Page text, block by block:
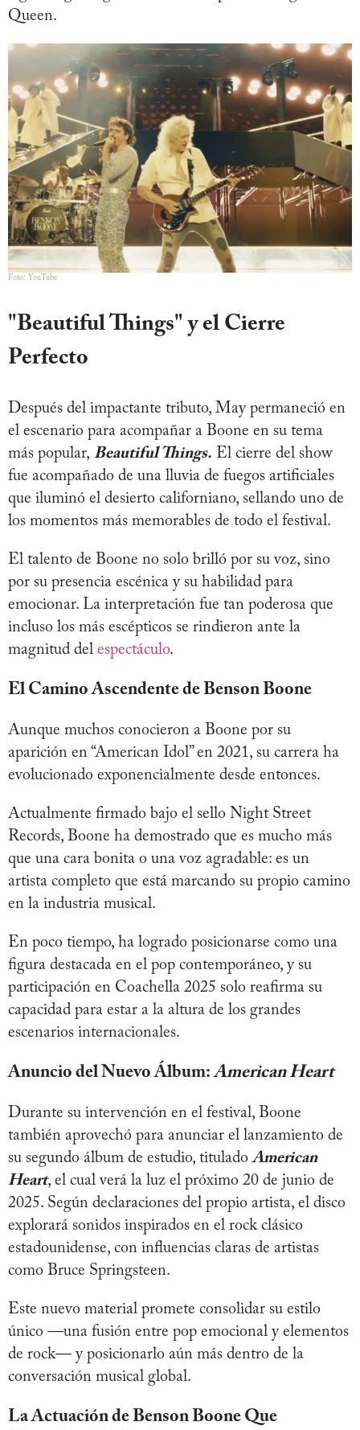
Queen.
Foto: YouTube
"Beautiful Things" y el Cierre
Perfecto
Después del impactante tributo, May permaneció en
el escenario para acompañar a Boone en su tema
más popular, Beautiful Things. El cierre del show
fue acompañado de una lluvia de fuegos artificiales
que iluminó el desierto californiano, sellando uno de
los momentos más memorables de todo el festival.
El talento de Boone no solo brilló por su voz, sino
por su presencia escénica y su habilidad para
emocionar. La interpretación fue tan poderosa que
incluso los más escépticos se rindieron ante la
magnitud del espectáculo.
El Camino Ascendente de Benson Boone
Aunque muchos conocieron a Boone por su
aparición en “American Idol” en 2021, su carrera ha
evolucionado exponencialmente desde entonces.
Actualmente firmado bajo el sello Night Street
Records, Boone ha demostrado que es mucho más
que una cara bonita o una voz agradable: es un
artista completo que está marcando su propio camino
en la industria musical.
En poco tiempo, ha logrado posicionarse como una
figura destacada en el pop contemporáneo, y su
participación en Coachella 2025 solo reafirma su
capacidad para estar a la altura de los grandes
escenarios internacionales.
Anuncio del Nuevo Álbum:American Heart
Durante su intervención en el festival, Boone
también aprovechó para anunciar el lanzamiento de
su segundo álbum de estudio, tituladoAmerican
Heart, el cual verá la luz el próximo 20 de junio de
2025. Según declaraciones del propio artista, el disco
explorará sonidos inspirados en el rock clásico
estadounidense, con influencias claras de artistas
como Bruce Springsteen.
Este nuevo material promete consolidar su estilo
único —una fusión entre pop emocional y elementos
de rock— y posicionarlo aún más dentro de la
conversación musical global.
La Actuación de Benson Boone Que